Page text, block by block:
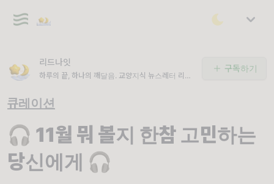
리드나잇
하루의 끝, 하나의 깨달음. 교양지식 뉴스레터 리드
구독하기
큐레이션
🎧 11월 뭐 볼지 한참 고민하는
당신에게 🎧